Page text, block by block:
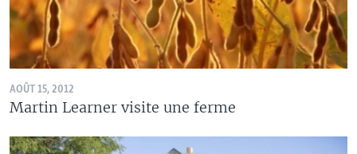
AOÛT 15, 2012
Martin Learner visite une ferme